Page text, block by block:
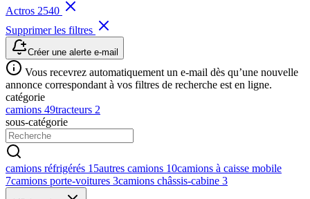
Actros 2540
Supprimer les filtres
Créer une alerte e-mail
Vous recevrez automatiquement un e-mail dès qu’une nouvelle
annonce correspondant à vos filtres de recherche est en ligne.
catégorie
camions 49tracteurs 2
sous-catégorie
camions réfrigérés 15autres camions 10camions à caisse mobile
7camions porte-voitures 3camions châssis-cabine 3